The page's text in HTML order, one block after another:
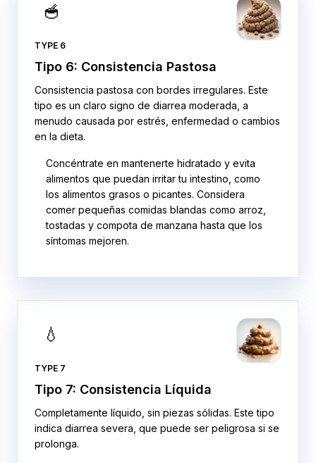
🥣
TYPE 6
Tipo 6: Consistencia Pastosa
Consistencia pastosa con bordes irregulares. Este
tipo es un claro signo de diarrea moderada, a
menudo causada por estrés, enfermedad o cambios
en la dieta.
Concéntrate en mantenerte hidratado y evita
alimentos que puedan irritar tu intestino, como
los alimentos grasos o picantes. Considera
comer pequeñas comidas blandas como arroz,
tostadas y compota de manzana hasta que los
síntomas mejoren.
💧
TYPE 7
Tipo 7: Consistencia Líquida
Completamente líquido, sin piezas sólidas. Este tipo
indica diarrea severa, que puede ser peligrosa si se
prolonga.